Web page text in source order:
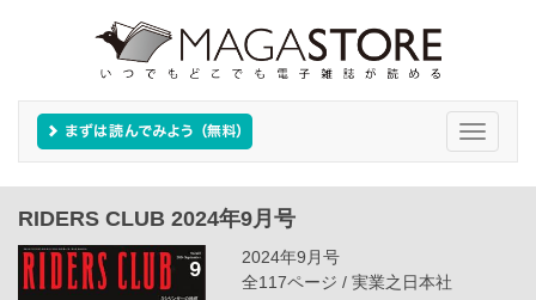
Toggle
RIDERS CLUB 2024年9月号
2024年9月号
全117ページ / 実業之日本社